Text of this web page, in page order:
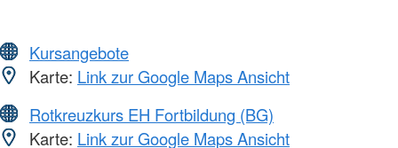
Kursangebote
Karte: Link zur Google Maps Ansicht
Rotkreuzkurs EH Fortbildung (BG)
Karte: Link zur Google Maps Ansicht